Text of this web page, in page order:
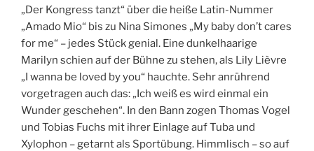
„Der Kongress tanzt“ über die heiße Latin-Nummer
„Amado Mio“ bis zu Nina Simones „My baby don’t cares
for me“ – jedes Stück genial. Eine dunkelhaarige
Marilyn schien auf der Bühne zu stehen, als Lily Lièvre
„I wanna be loved by you“ hauchte. Sehr anrührend
vorgetragen auch das: „Ich weiß es wird einmal ein
Wunder geschehen“. In den Bann zogen Thomas Vogel
und Tobias Fuchs mit ihrer Einlage auf Tuba und
Xylophon – getarnt als Sportübung. Himmlisch – so auf